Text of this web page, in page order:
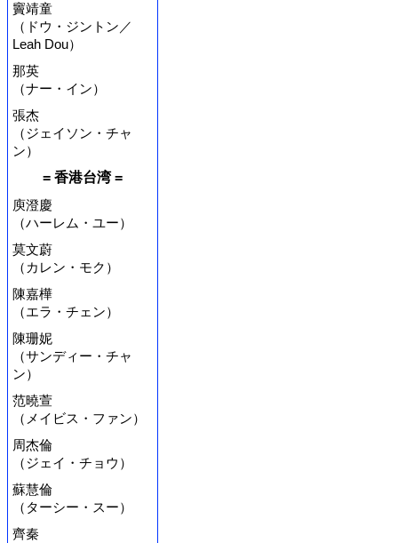
竇靖童
（ドウ・ジントン／
Leah Dou）
那英
（ナー・イン）
張杰
（ジェイソン・チャ
ン）
= 香港台湾 =
庾澄慶
（ハーレム・ユー）
莫文蔚
（カレン・モク）
陳嘉樺
（エラ・チェン）
陳珊妮
（サンディー・チャ
ン）
范曉萱
（メイビス・ファン）
周杰倫
（ジェイ・チョウ）
蘇慧倫
（ターシー・スー）
齊秦